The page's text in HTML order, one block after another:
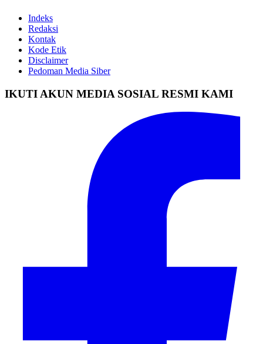
Indeks
Redaksi
Kontak
Kode Etik
Disclaimer
Pedoman Media Siber
IKUTI AKUN MEDIA SOSIAL RESMI KAMI